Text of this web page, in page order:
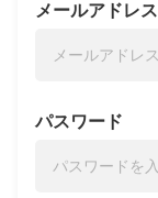
メールアドレス
パスワード